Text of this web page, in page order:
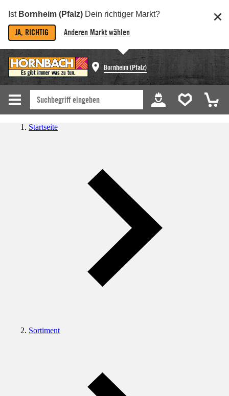
Ist Bornheim (Pfalz) Dein richtiger Markt?
JA, RICHTIG Anderen Markt wählen
Bornheim (Pfalz)
Startseite
Sortiment